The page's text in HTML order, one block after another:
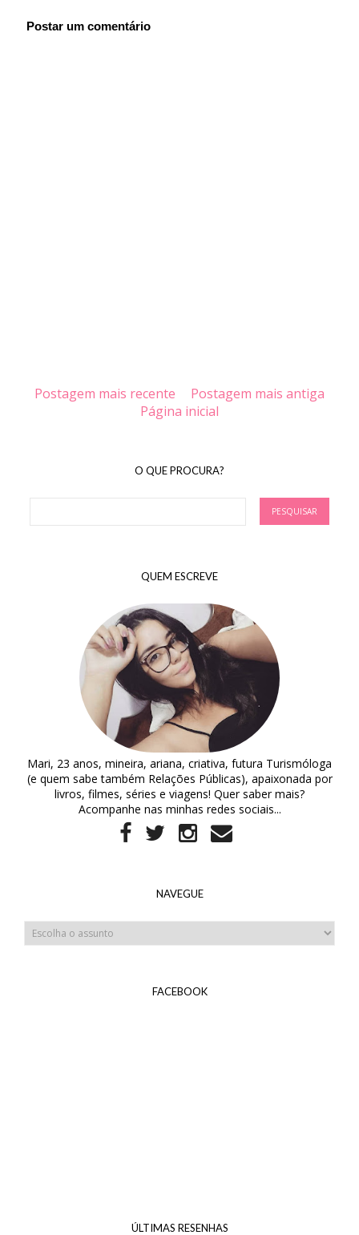
Postar um comentário
Postagem mais recente
Postagem mais antiga
Página inicial
O QUE PROCURA?
QUEM ESCREVE
Mari, 23 anos, mineira, ariana, criativa, futura Turismóloga
(e quem sabe também Relações Públicas), apaixonada por
livros, filmes, séries e viagens! Quer saber mais?
Acompanhe nas minhas redes sociais...
NAVEGUE
FACEBOOK
ÚLTIMAS RESENHAS